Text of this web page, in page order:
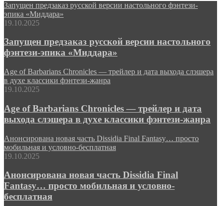
Запущен предзаказ русской версии настольного фэнтези-
эпика «Миддара»
19.10.2025
Запущен предзаказ русской версии настольного
фэнтези-эпика «Миддара»
Age of Barbarians Chronicles — трейлер и дата выхода слэшера
в духе классики фэнтези-жанра
19.10.2025
Age of Barbarians Chronicles — трейлер и дата
выхода слэшера в духе классики фэнтези-жанра
Анонсирована новая часть Dissidia Final Fantasy… просто
мобильная и условно-бесплатная
19.10.2025
Анонсирована новая часть Dissidia Final
Fantasy… просто мобильная и условно-
бесплатная